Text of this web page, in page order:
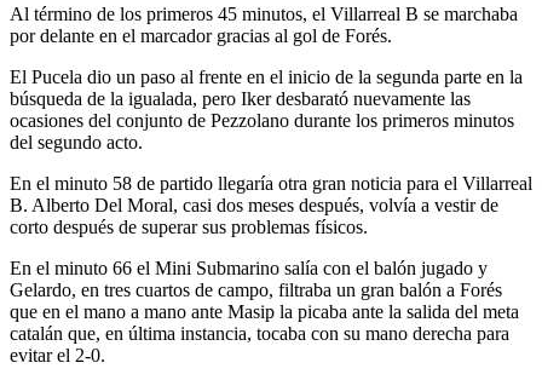
Al término de los primeros 45 minutos, el Villarreal B se marchaba
por delante en el marcador gracias al gol de Forés.
El Pucela dio un paso al frente en el inicio de la segunda parte en la
búsqueda de la igualada, pero Iker desbarató nuevamente las
ocasiones del conjunto de Pezzolano durante los primeros minutos
del segundo acto.
En el minuto 58 de partido llegaría otra gran noticia para el Villarreal
B. Alberto Del Moral, casi dos meses después, volvía a vestir de
corto después de superar sus problemas físicos.
En el minuto 66 el Mini Submarino salía con el balón jugado y
Gelardo, en tres cuartos de campo, filtraba un gran balón a Forés
que en el mano a mano ante Masip la picaba ante la salida del meta
catalán que, en última instancia, tocaba con su mano derecha para
evitar el 2-0.